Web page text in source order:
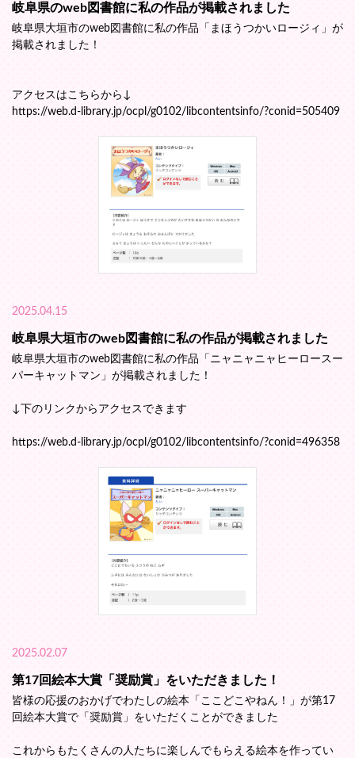
岐阜県のweb図書館に私の作品が掲載されました
岐阜県大垣市のweb図書館に私の作品「まほうつかいロージィ」が
掲載されました！
アクセスはこちらから↓
https://web.d-library.jp/ocpl/g0102/libcontentsinfo/?conid=505409
2025.04.15
岐阜県大垣市のweb図書館に私の作品が掲載されました
岐阜県大垣市のweb図書館に私の作品「ニャニャニャヒーロースー
パーキャットマン」が掲載されました！
↓下のリンクからアクセスできます
https://web.d-library.jp/ocpl/g0102/libcontentsinfo/?conid=496358
2025.02.07
第17回絵本大賞「奨励賞」をいただきました！
皆様の応援のおかげでわたしの絵本「ここどこやねん！」が第17
回絵本大賞で「奨励賞」をいただくことができました
これからもたくさんの人たちに楽しんでもらえる絵本を作ってい